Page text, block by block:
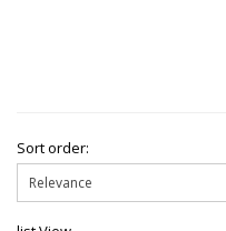
Sort order: